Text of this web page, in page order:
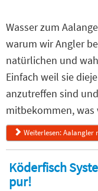
Wasser zum
warum wir Angler
natürlichen und
Einfach weil sie
anzutreffen sind
mitbekommen, was
Weiterlesen: Aalangler
Köderfisch
pur!